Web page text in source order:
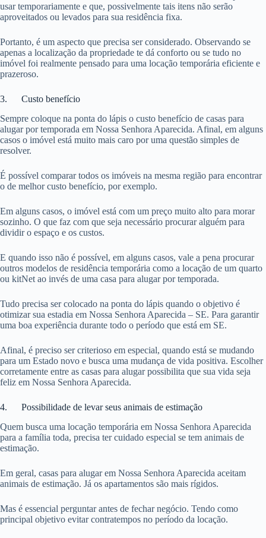
usar temporariamente e que, possivelmente tais itens não serão
aproveitados ou levados para sua residência fixa.
Portanto, é um aspecto que precisa ser considerado. Observando se
apenas a localização da propriedade te dá conforto ou se tudo no
imóvel foi realmente pensado para uma locação temporária eficiente e
prazeroso.
3. Custo benefício
Sempre coloque na ponta do lápis o custo benefício de casas para
alugar por temporada em Nossa Senhora Aparecida. Afinal, em alguns
casos o imóvel está muito mais caro por uma questão simples de
resolver.
É possível comparar todos os imóveis na mesma região para encontrar
o de melhor custo benefício, por exemplo.
Em alguns casos, o imóvel está com um preço muito alto para morar
sozinho. O que faz com que seja necessário procurar alguém para
dividir o espaço e os custos.
E quando isso não é possível, em alguns casos, vale a pena procurar
outros modelos de residência temporária como a locação de um quarto
ou kitNet ao invés de uma casa para alugar por temporada.
Tudo precisa ser colocado na ponta do lápis quando o objetivo é
otimizar sua estadia em Nossa Senhora Aparecida – SE. Para garantir
uma boa experiência durante todo o período que está em SE.
Afinal, é preciso ser criterioso em especial, quando está se mudando
para um Estado novo e busca uma mudança de vida positiva. Escolher
corretamente entre as casas para alugar possibilita que sua vida seja
feliz em Nossa Senhora Aparecida.
4. Possibilidade de levar seus animais de estimação
Quem busca uma locação temporária em Nossa Senhora Aparecida
para a família toda, precisa ter cuidado especial se tem animais de
estimação.
Em geral, casas para alugar em Nossa Senhora Aparecida aceitam
animais de estimação. Já os apartamentos são mais rígidos.
Mas é essencial perguntar antes de fechar negócio. Tendo como
principal objetivo evitar contratempos no período da locação.